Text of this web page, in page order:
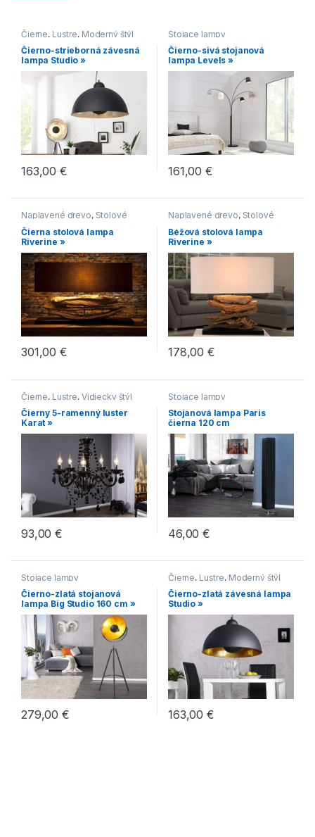
Čierne, Lustre, Moderný štýl
Čierno-strieborná závesná
lampa Studio »
163,00€
Stojace lampy
Čierno-sivá stojanová
lampa Levels »
161,00€
Naplavené drevo, Stolové
lampy
Čierna stolová lampa
Riverine »
301,00€
Naplavené drevo, Stolové
lampy
Béžová stolová lampa
Riverine »
178,00€
Čierne, Lustre, Vidiecky štýl
Čierny 5-ramenný luster
Karat »
93,00€
Stojace lampy
Stojanová lampa Paris
čierna 120 cm
46,00€
Stojace lampy
Čierno-zlatá stojanová
lampa Big Studio 160 cm »
279,00€
Čierne, Lustre, Moderný štýl
Čierno-zlatá závesná lampa
Studio »
163,00€